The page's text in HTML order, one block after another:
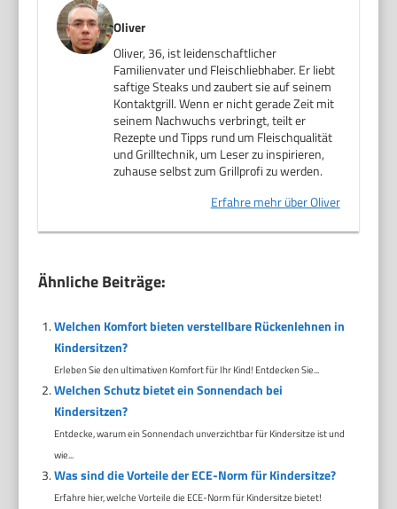
Oliver
Oliver, 36, ist leidenschaftlicher
Familienvater und Fleischliebhaber. Er liebt
saftige Steaks und zaubert sie auf seinem
Kontaktgrill. Wenn er nicht gerade Zeit mit
seinem Nachwuchs verbringt, teilt er
Rezepte und Tipps rund um Fleischqualität
und Grilltechnik, um Leser zu inspirieren,
zuhause selbst zum Grillprofi zu werden.
Erfahre mehr über Oliver
Ähnliche Beiträge:
Welchen Komfort bieten verstellbare Rückenlehnen in
Kindersitzen?
Erleben Sie den ultimativen Komfort für Ihr Kind! Entdecken Sie...
Welchen Schutz bietet ein Sonnendach bei
Kindersitzen?
Entdecke, warum ein Sonnendach unverzichtbar für Kindersitze ist und
wie...
Was sind die Vorteile der ECE-Norm für Kindersitze?
Erfahre hier, welche Vorteile die ECE-Norm für Kindersitze bietet!